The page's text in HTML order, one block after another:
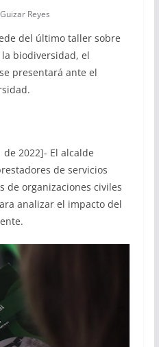
Reyes
del último taller sobre
biodiversidad, el
presentará ante el
de 2022]- El alcalde
de servicios
de organizaciones civiles
analizar el impacto del